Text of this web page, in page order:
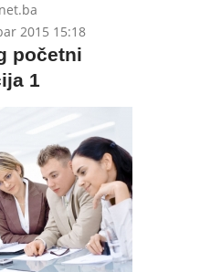
2015 15:18
početni
1